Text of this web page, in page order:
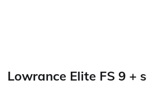
Lowrance Elite FS 9 +